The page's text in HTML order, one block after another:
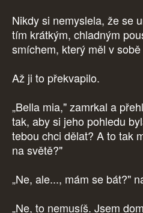
Nikdy si nemyslela, že se
tím krátkým, chladným
smíchem, který měl v
Až ji to překvapilo.
„Bella mia," zamrkal a
tak, aby si jeho pohledu
tebou chci dělat? A to tak
na světě?"
„Ne, ale..., mám se bát?"
„Ne, to nemusíš. Jsem